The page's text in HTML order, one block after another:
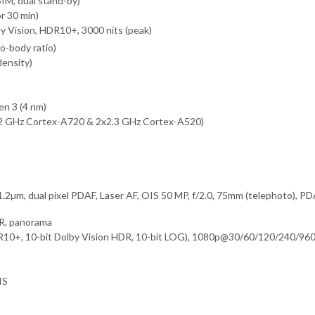
30 min)
Vision, HDR10+, 3000 nits (peak)
body ratio)
3 (4 nm)
Cortex-A720 & 2x2.3 GHz Cortex-A520)
dual pixel PDAF, Laser AF, OIS 50 MP, f/2.0, 75mm (telephoto),
panorama
10-bit Dolby Vision HDR, 10-bit LOG), 1080p@30/60/120/240/